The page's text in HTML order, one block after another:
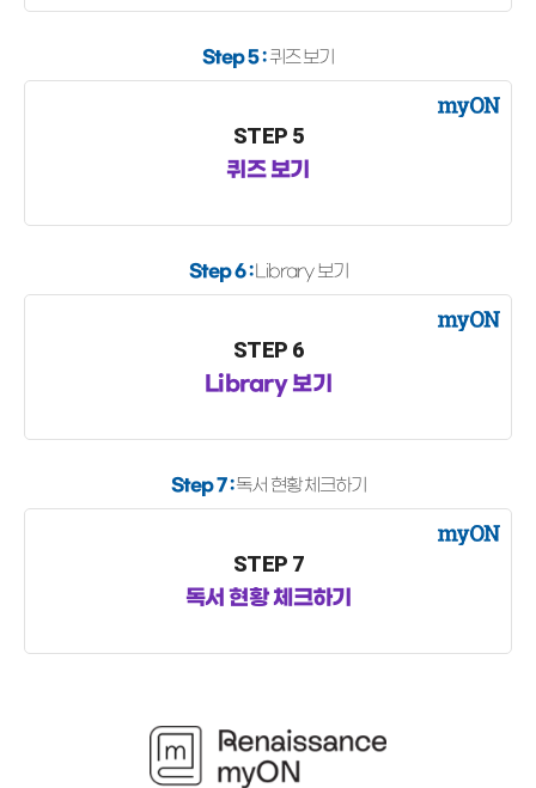
Step 5 :퀴즈 보기
STEP 5
퀴즈 보기
Step 6 :Library 보기
STEP 6
Library 보기
Step 7 :독서 현황 체크하기
STEP 7
독서 현황 체크하기